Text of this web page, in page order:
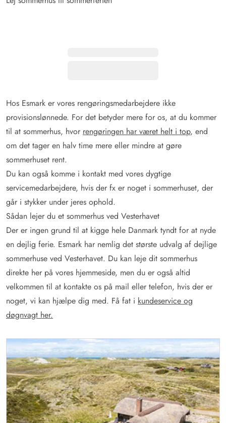
Hos Esmark er vores rengøringsmedarbejdere ikke
provisionslønnede. For det betyder mere for os, at du kommer
til at sommerhus, hvor rengøringen har været helt i top, end
om det tager en halv time mere eller mindre at gøre
sommerhuset rent.
Du kan også komme i kontakt med vores dygtige
servicemedarbejdere, hvis der fx er noget i sommerhuset, der
går i stykker under jeres ophold.
Sådan lejer du et sommerhus ved Vesterhavet
Der er ingen grund til at kigge hele Danmark tyndt for at nyde
en dejlig ferie. Esmark har nemlig det største udvalg af dejlige
sommerhuse ved Vesterhavet. Du kan leje dit sommerhus
direkte her på vores hjemmeside, men du er også altid
velkommen til at kontakte os på mail eller telefon, hvis der er
noget, vi kan hjælpe dig med. Få fat i kundeservice og
døgnvagt her.